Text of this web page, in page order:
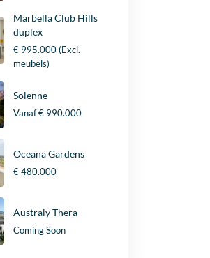
Marbella Club Hills
duplex
€ 995.000(Excl.
meubels)
Solenne
Vanaf€ 990.000
Oceana Gardens
€ 480.000
Australy Thera
Coming Soon